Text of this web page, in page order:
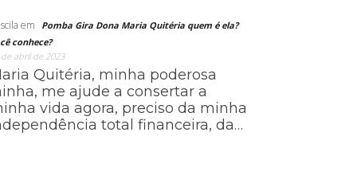
em
Pomba Gira Dona Maria Quitéria quem é ela?
conhece?
de abril de 2023
Quitéria, minha poderosa
me ajude a consertar a
vida agora, preciso da minha
total financeira, da…